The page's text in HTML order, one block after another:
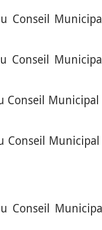
Conseil
Conseil
Conseil
Conseil
Conseil